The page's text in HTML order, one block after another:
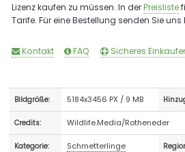
Lizenz kaufen zu müssen. In derPreisliste
Tarife. Für eine Bestellung senden Sie
Kontakt FAQ Sicheres
Bildgröße: 5184x3456 PX / 9 MB
Credits: Wildlife.Media/Rotheneder
Kategorie: Schmetterlinge